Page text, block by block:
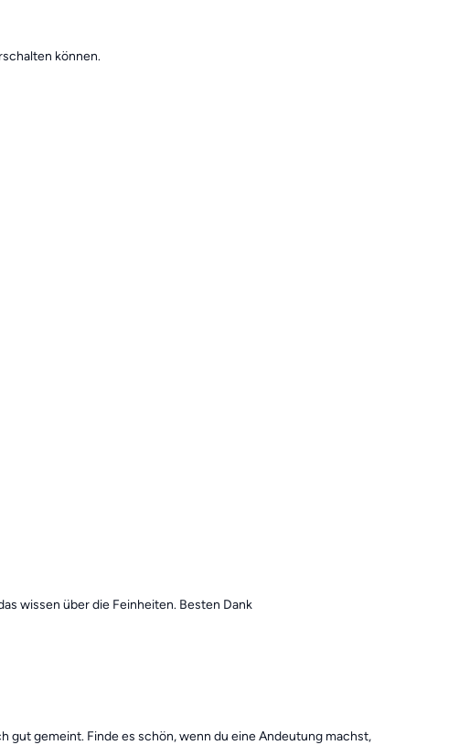
können.
wissen über die Feinheiten. Besten Dank
gut gemeint. Finde es schön, wenn du eine Andeutung machst,